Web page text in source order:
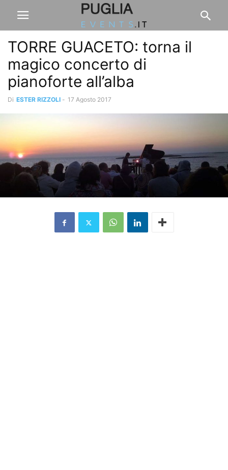
TORRE GUACETO: torna il
magico concerto di
pianoforte all’alba
Di ESTER RIZZOLI - 17 Agosto 2017